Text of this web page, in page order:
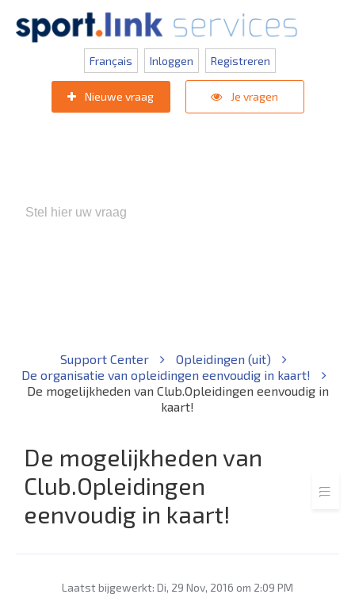
Français Inloggen Registreren
Nieuwe vraag Je vragen
Support Center
Opleidingen (uit)
De organisatie van opleidingen eenvoudig in kaart!
De mogelijkheden van Club.Opleidingen eenvoudig in
kaart!
De mogelijkheden van
Club.Opleidingen
eenvoudig in kaart!
Laatst bijgewerkt: Di, 29 Nov, 2016 om 2:09 PM